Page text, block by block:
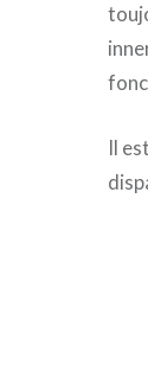
Il